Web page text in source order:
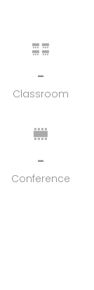
-
Classroom
-
Conference